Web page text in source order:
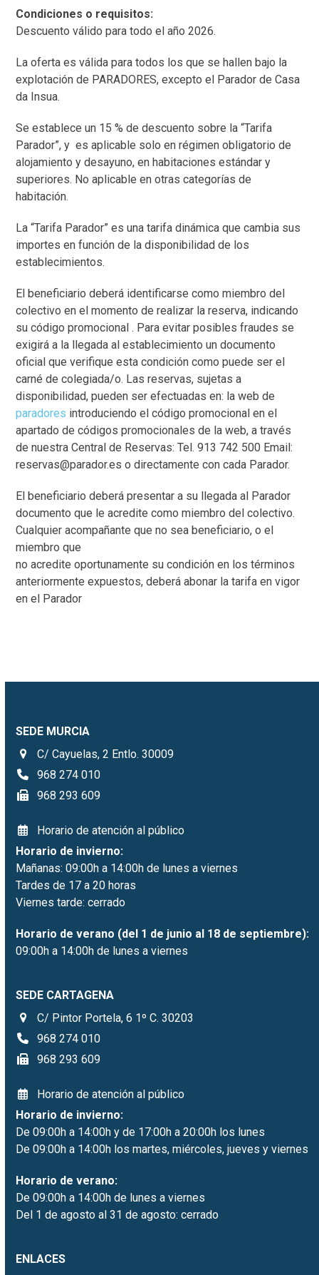
Condiciones o requisitos:
Descuento válido para todo el año 2026.
La oferta es válida para todos los que se hallen bajo la
explotación de PARADORES, excepto el Parador de Casa
da Insua.
Se establece un 15 % de descuento sobre la “Tarifa
Parador”, y es aplicable solo en régimen obligatorio de
alojamiento y desayuno, en habitaciones estándar y
superiores. No aplicable en otras categorías de
habitación.
La “Tarifa Parador” es una tarifa dinámica que cambia sus
importes en función de la disponibilidad de los
establecimientos.
El beneficiario deberá identificarse como miembro del
colectivo en el momento de realizar la reserva, indicando
su código promocional . Para evitar posibles fraudes se
exigirá a la llegada al establecimiento un documento
oficial que verifique esta condición como puede ser el
carné de colegiada/o. Las reservas, sujetas a
disponibilidad, pueden ser efectuadas en: la web de
paradores introduciendo el código promocional en el
apartado de códigos promocionales de la web, a través
de nuestra Central de Reservas: Tel. 913 742 500 Email:
reservas@parador.es o directamente con cada Parador.
El beneficiario deberá presentar a su llegada al Parador
documento que le acredite como miembro del colectivo.
Cualquier acompañante que no sea beneficiario, o el
miembro que
no acredite oportunamente su condición en los términos
anteriormente expuestos, deberá abonar la tarifa en vigor
en el Parador
SEDE MURCIA
C/ Cayuelas, 2 Entlo. 30009
968 274 010
968 293 609
Horario de atención al público
Horario de invierno:
Mañanas: 09:00h a 14:00h de lunes a viernes
Tardes de 17 a 20 horas
Viernes tarde: cerrado
Horario de verano (del 1 de junio al 18 de septiembre):
09:00h a 14:00h de lunes a viernes
SEDE CARTAGENA
C/ Pintor Portela, 6 1º C. 30203
968 274 010
968 293 609
Horario de atención al público
Horario de invierno:
De 09:00h a 14:00h y de 17:00h a 20:00h los lunes
De 09:00h a 14:00h los martes, miércoles, jueves y viernes
Horario de verano:
De 09:00h a 14:00h de lunes a viernes
Del 1 de agosto al 31 de agosto: cerrado
ENLACES